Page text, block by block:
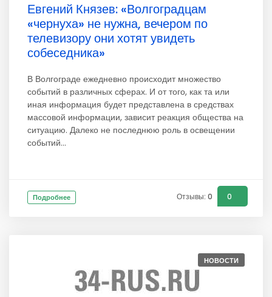
Евгений Князев: «Волгоградцам
«чернуха» не нужна, вечером по
телевизору они хотят увидеть
собеседника»
В Волгограде ежедневно происходит множество
событий в различных сферах. И от того, как та или
иная информация будет представлена в средствах
массовой информации, зависит реакция общества на
ситуацию. Далеко не последнюю роль в освещении
событий...
Подробнее Отзывы: 0 0
НОВОСТИ